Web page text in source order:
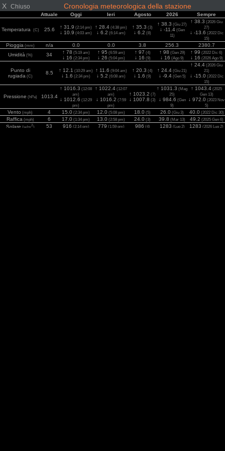
X Chiuso Cronologia meteorologica della stazione
Attuale Oggi Ieri Agosto 2026 Sempre
Temperatura (C) 25.6 ↑ 31.9 (2:14 pm)
↓ 10.9 (4:03 am)
↑ 28.4 (4:38 pm)
↓ 6.2 (6:14 am)
↑ 35.3 (3)
↓ 6.2 (8)
↑ 38.3 (Giu 27)
↓ -11.4(Gen
11)
↑ 38.3 (2026 Giu
27)
↓ -13.6 (2022 Dic
15)
Pioggia(mm) n/a 0.0 0.0 3.8 256.3
2380.7
Umidità(%) 34 ↑ 78 (5:19 am)
↓ 16 (2:34 pm)
↑ 95 (6:59 am)
↓ 26 (5:04 pm)
↑ 97 (4)
↓ 16 (9)
↑ 98 (Gen 29)
↓ 16 (Ago 9)
↑ 99 (2022 Dic 6)
↓ 16 (2026 Ago 9)
Punto di
rugiada(C)
8.5 ↑ 12.1 (10:29 am)
↓ 1.6 (2:34 pm)
↑ 11.6 (9:04 am)
↓ 5.2 (6:08 am)
↑ 20.3 (4)
↓ 1.6 (9)
↑ 24.4 (Giu 21)
↓ -9.4(Gen 5)
↑ 24.4 (2026 Giu
21)
↓ -15.0(2022 Dic
15)
Pressione (hPa) 1013.4
↑ 1016.3 (12:08
am)
↓ 1012.6 (12:29
pm)
↑ 1022.4 (12:07
am)
↓ 1016.2 (7:59
pm)
↑ 1023.2 (7)
↓ 1007.8 (3)
↑ 1031.3 (Mag
25)
↓ 984.6 (Gen
9)
↑ 1043.4 (2025
Gen 13)
↓ 972.0 (2023 Nov
5)
Vento (mph) 4 15.0 (2:34 pm) 12.0 (5:08 pm) 18.0 (5) 26.0 (Giu 3) 40.0(2022 Dic 30)
Raffica(mph) 6 17.0 (1:34 pm) 13.0 (2:58 pm) 24.0 (3) 39.8 (Mar 13) 49.2 (2025 Gen 6)
Solare (w/m2) 53 916 (2:14 pm) 779 (1:59 pm) 986 (4) 1283 (Lug 2) 1283 (2026 Lug 2)